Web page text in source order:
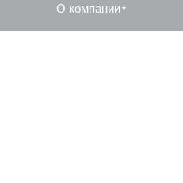
О компании▾